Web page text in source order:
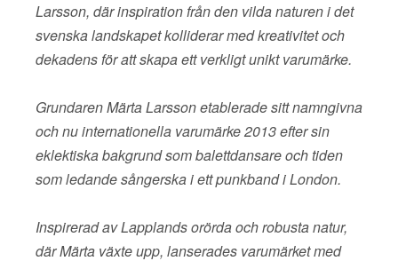
Larsson, där inspiration från den vilda naturen i det
svenska landskapet kolliderar med kreativitet och
dekadens för att skapa ett verkligt unikt varumärke.
Grundaren Märta Larsson etablerade sitt namngivna
och nu internationella varumärke 2013 efter sin
eklektiska bakgrund som balettdansare och tiden
som ledande sångerska i ett punkband i London.
Inspirerad av Lapplands orörda och robusta natur,
där Märta växte upp, lanserades varumärket med